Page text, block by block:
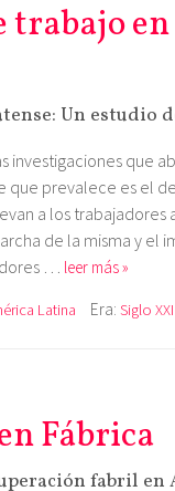
trabajo
Un estudio
investigaciones que
que prevalece es el
a los
de la misma y el
… leer más »
Latina Era: Siglo
Fábrica
fabril